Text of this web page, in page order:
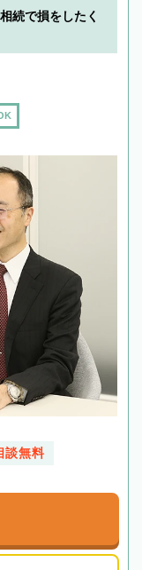
続で損をしたく
談無料